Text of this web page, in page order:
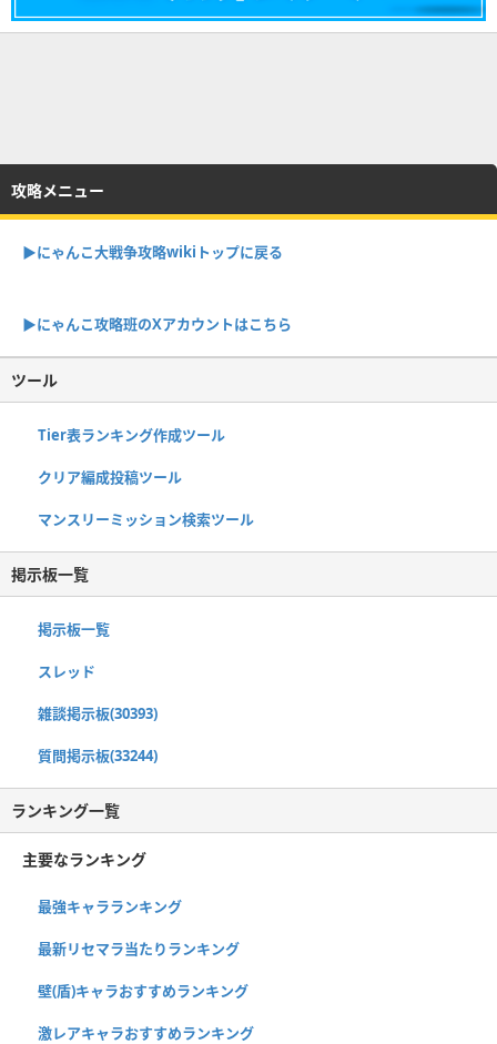
攻略メニュー
▶︎にゃんこ大戦争攻略wikiトップに戻る
▶︎にゃんこ攻略班のXアカウントはこちら
ツール
Tier表ランキング作成ツール
クリア編成投稿ツール
マンスリーミッション検索ツール
掲示板一覧
掲示板一覧
スレッド
雑談掲示板(30393)
質問掲示板(33244)
ランキング一覧
主要なランキング
最強キャラランキング
最新リセマラ当たりランキング
壁(盾)キャラおすすめランキング
激レアキャラおすすめランキング